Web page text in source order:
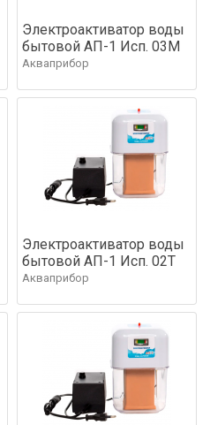
Электроактиватор воды
бытовой АП-1 Исп. 03М
Акваприбор
Электроактиватор воды
бытовой АП-1 Исп. 02Т
Акваприбор